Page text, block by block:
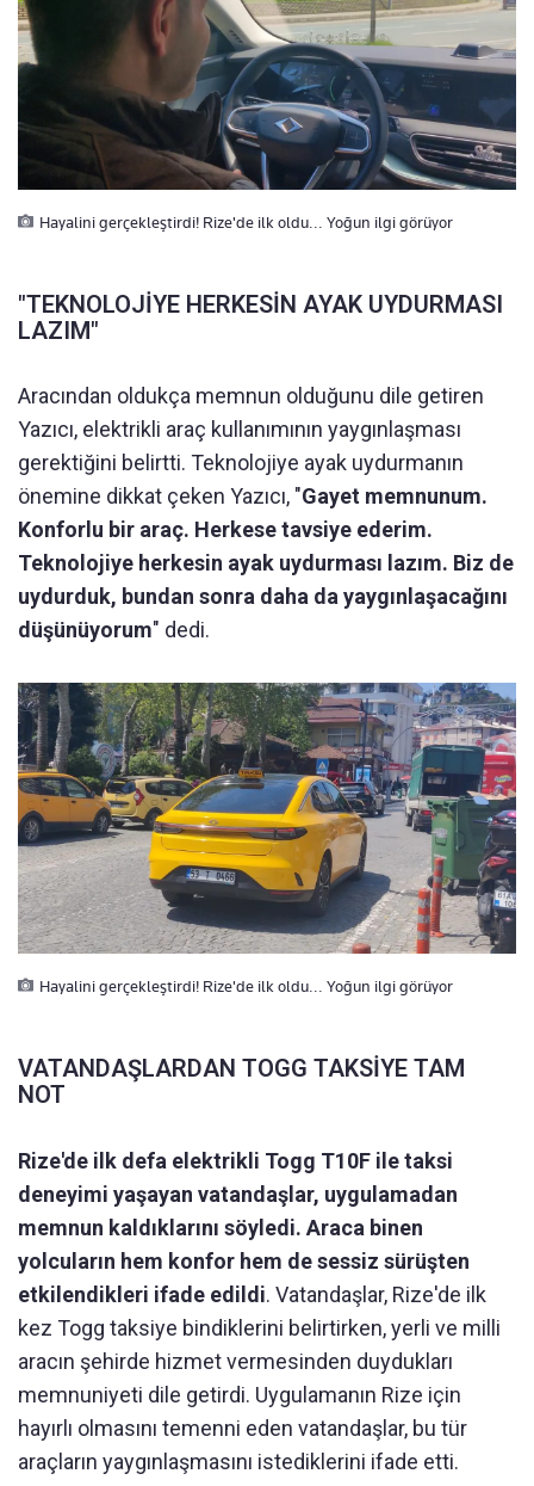
Hayalini gerçekleştirdi! Rize'de ilk oldu... Yoğun ilgi görüyor
"TEKNOLOJİYE HERKESİN AYAK UYDURMASI
LAZIM"
Aracından oldukça memnun olduğunu dile getiren
Yazıcı, elektrikli araç kullanımının yaygınlaşması
gerektiğini belirtti. Teknolojiye ayak uydurmanın
önemine dikkat çeken Yazıcı, "Gayet memnunum.
Konforlu bir araç. Herkese tavsiye ederim.
Teknolojiye herkesin ayak uydurması lazım. Biz de
uydurduk, bundan sonra daha da yaygınlaşacağını
düşünüyorum" dedi.
Hayalini gerçekleştirdi! Rize'de ilk oldu... Yoğun ilgi görüyor
VATANDAŞLARDAN TOGG TAKSİYE TAM
NOT
Rize'de ilk defa elektrikli Togg T10F ile taksi
deneyimi yaşayan vatandaşlar, uygulamadan
memnun kaldıklarını söyledi. Araca binen
yolcuların hem konfor hem de sessiz sürüşten
etkilendikleri ifade edildi. Vatandaşlar, Rize'de ilk
kez Togg taksiye bindiklerini belirtirken, yerli ve milli
aracın şehirde hizmet vermesinden duydukları
memnuniyeti dile getirdi. Uygulamanın Rize için
hayırlı olmasını temenni eden vatandaşlar, bu tür
araçların yaygınlaşmasını istediklerini ifade etti.